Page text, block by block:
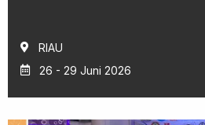
RIAU
26 - 29 Juni 2026